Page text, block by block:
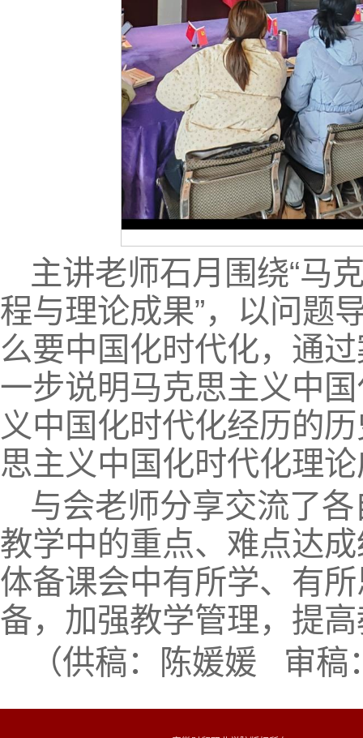
主讲老师石月围绕“马
程与理论成果”，以问题
么要中国化时代化，通
一步说明马克思主义中
义中国化时代化经历的
思主义中国化时代化理
与会老师分享交流了
教学中的重点、难点达
体备课会中有所学、有
备，加强教学管理，提
（供稿：陈媛媛 审稿